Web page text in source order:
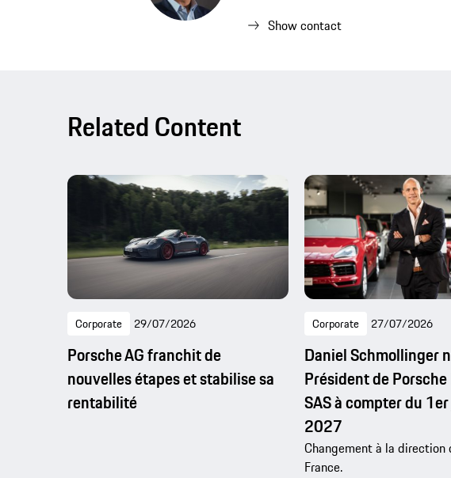
Show contact
Related Content
Corporate 29/07/2026
Porsche AG franchit de
nouvelles étapes et stabilise sa
rentabilité
Corporate 27/07/2026
Daniel Schmollinger
Président de
SAS à compter du
2027
Changement à la direction
France.